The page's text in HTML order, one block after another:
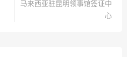
马来西亚驻昆明领事馆签证中
心